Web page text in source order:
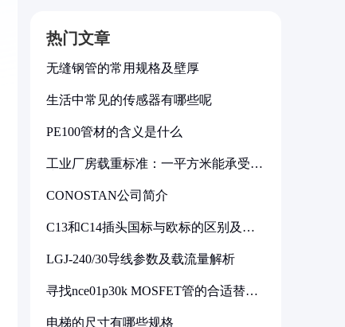
热门文章
无缝钢管的常用规格及壁厚
生活中常见的传感器有哪些呢
PE100管材的含义是什么
工业厂房载重标准：一平方米能承受多
CONOSTAN公司简介
C13和C14插头国标与欧标的区别及其
LGJ-240/30导线参数及载流量解析
寻找nce01p30k MOSFET管的合适替代
电梯的尺寸有哪些规格